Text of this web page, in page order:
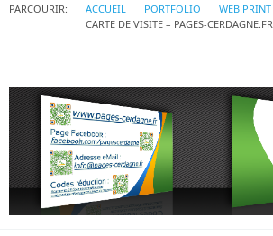
PARCOURIR: ACCUEIL PORTFOLIO WEB PRINT
CARTE DE VISITE – PAGES-CERDAGNE.FR